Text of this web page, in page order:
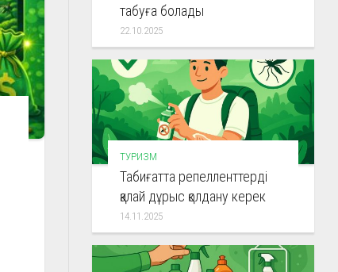
табуға болады
22.10.2025
ТУРИЗМ
Табиғатта репелленттерді
қалай дұрыс қолдану керек
14.11.2025